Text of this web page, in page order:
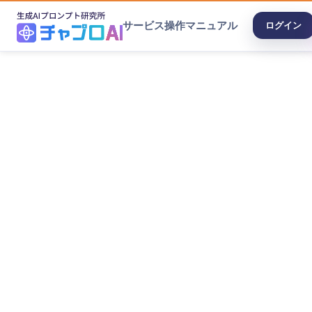
サービス操作マニュアル ログイン